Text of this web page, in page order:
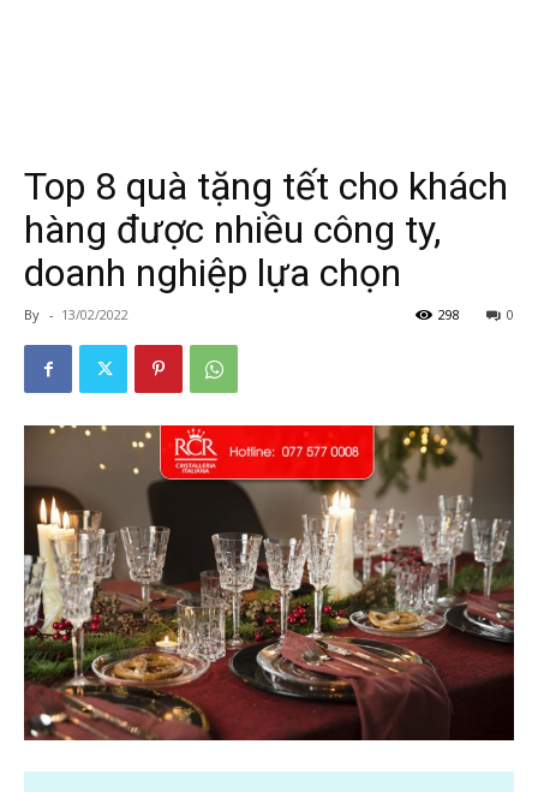
Top 8 quà tặng tết cho khách
hàng được nhiều công ty,
doanh nghiệp lựa chọn
By - 13/02/2022 0
298